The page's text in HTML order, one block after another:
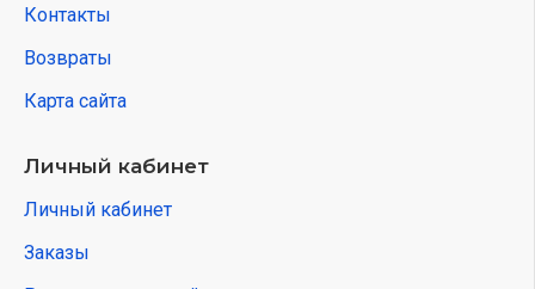
Контакты
Возвраты
Карта сайта
Личный кабинет
Личный кабинет
Заказы